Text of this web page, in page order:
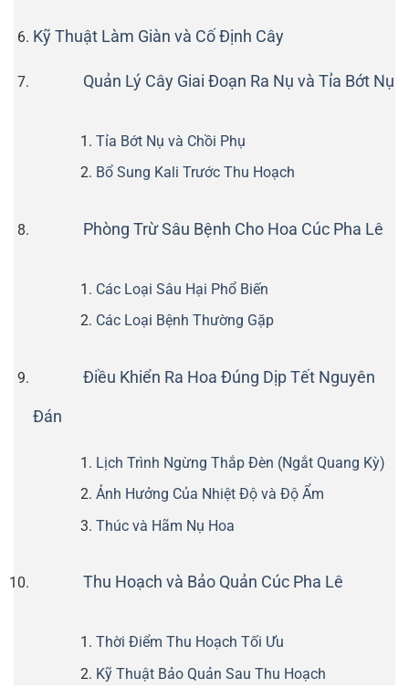
Kỹ Thuật Làm Giàn và Cố Định Cây
Quản Lý Cây Giai Đoạn Ra Nụ và Tỉa Bớt Nụ
Tỉa Bớt Nụ và Chồi Phụ
Bổ Sung Kali Trước Thu Hoạch
Phòng Trừ Sâu Bệnh Cho Hoa Cúc Pha Lê
Các Loại Sâu Hại Phổ Biến
Các Loại Bệnh Thường Gặp
Điều Khiển Ra Hoa Đúng Dịp Tết Nguyên
Đán
Lịch Trình Ngừng Thắp Đèn (Ngắt Quang Kỳ)
Ảnh Hưởng Của Nhiệt Độ và Độ Ẩm
Thúc và Hãm Nụ Hoa
Thu Hoạch và Bảo Quản Cúc Pha Lê
Thời Điểm Thu Hoạch Tối Ưu
Kỹ Thuật Bảo Quản Sau Thu Hoạch